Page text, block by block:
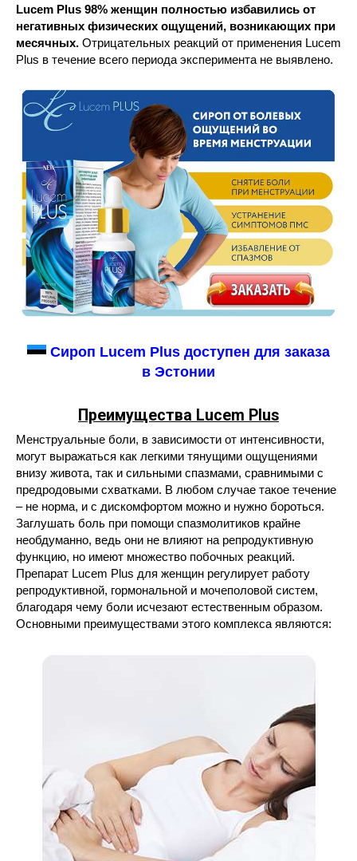
Luсem Plus 98% женщин полностью избавились от
негативных физических ощущений, возникающих при
месячных. Отрицательных реакций от применения Luсem
Plus в течение всего периода эксперимента не выявлено.
Сироп Luсem Plus доступен для заказа
в Эстонии
Преимущества Lucem Plus
Менструальные боли, в зависимости от интенсивности,
могут выражаться как легкими тянущими ощущениями
внизу живота, так и сильными спазмами, сравнимыми с
предродовыми схватками. В любом случае такое течение
– не норма, и с дискомфортом можно и нужно бороться.
Заглушать боль при помощи спазмолитиков крайне
необдуманно, ведь они не влияют на репродуктивную
функцию, но имеют множество побочных реакций.
Препарат Lucem Plus для женщин регулирует работу
репродуктивной, гормональной и мочеполовой систем,
благодаря чему боли исчезают естественным образом.
Основными преимуществами этого комплекса являются: